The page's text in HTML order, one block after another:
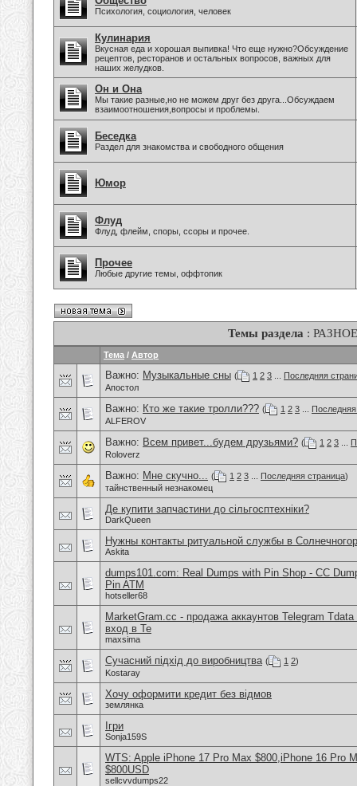
Психология, социология, человек
Кулинария
Вкусная еда и хорошая выпивка! Что еще нужно?Обсуждение
рецептов, ресторанов и остальных вопросов, важных для
наших желудков.
Он и Она
Мы такие разные,но не можем друг без друга...Обсуждаем
взаимоотношения,вопросы и проблемы.
Беседка
Раздел для знакомства и свободного общения
Юмор
Флуд
Флуд, флейм, споры, ссоры и прочее.
Прочее
Любые другие темы, оффтопик
Темы раздела : РАЗНОЕ
Тема / Автор
Важно: Музыкальные сны ( 1 2 3
Последняя
Апостол
Важно: Кто же такие тролли??? ( 1 2 3
ALFEROV
Важно: Всем привет...будем друзьями? ( 1 2 3
Roloverz
Важно: Мне скучно... ( 1 2 3 Последняя страница)
тайнственный незнакомец
Де купити запчастини до сільгосптехніки?
DarkQueen
Нужны контакты ритуальной службы в
Askita
dumps101.com: Real Dumps with Pin Shop - CC
Pin ATM
hotseller68
MarketGram.cc - продажа аккаунтов Telegram
вход в Te
maxsima
Сучасний підхід до виробництва ( 1 2)
Kostaray
Хочу оформити кредит без відмов
землянка
Ігри
Sonja159S
WTS: Apple iPhone 17 Pro Max $800,iPhone 16 Pro
$800USD
sellcvvdumps22